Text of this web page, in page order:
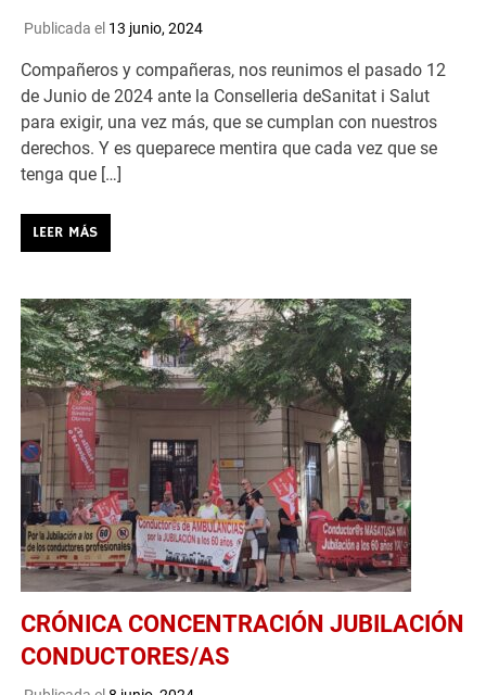
Publicada el 13 junio, 2024
Compañeros y compañeras, nos reunimos el pasado 12
de Junio de 2024 ante la Conselleria deSanitat i Salut
para exigir, una vez más, que se cumplan con nuestros
derechos. Y es queparece mentira que cada vez que se
tenga que […]
LEER MÁS
CRÓNICA CONCENTRACIÓN JUBILACIÓN
CONDUCTORES/AS